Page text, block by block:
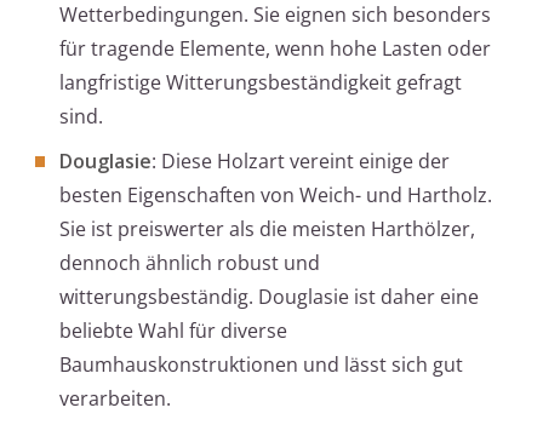
Wetterbedingungen. Sie eignen sich besonders
für tragende Elemente, wenn hohe Lasten oder
langfristige Witterungsbeständigkeit gefragt
sind.
Douglasie: Diese Holzart vereint einige der
besten Eigenschaften von Weich- und Hartholz.
Sie ist preiswerter als die meisten Harthölzer,
dennoch ähnlich robust und
witterungsbeständig. Douglasie ist daher eine
beliebte Wahl für diverse
Baumhauskonstruktionen und lässt sich gut
verarbeiten.